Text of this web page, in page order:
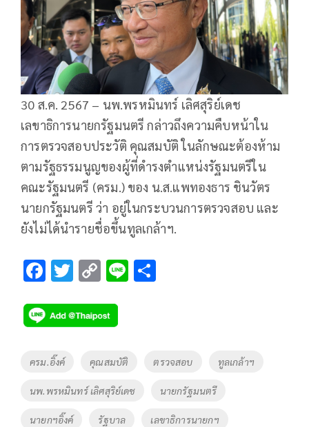
30 ส.ค. 2567 – นพ.พรหมินทร์ เลิศสุริย์เดช
เลขาธิการนายกรัฐมนตรี กล่าวถึงความคืบหน้าใน
การตรวจสอบประวัติ คุณสมบัติ ในลักษณะต้องห้าม
ตามรัฐธรรมนูญของผู้ที่ดำรงตำแหน่งรัฐมนตรีใน
คณะรัฐมนตรี (ครม.) ของ น.ส.แพทองธาร ชินวัตร
นายกรัฐมนตรี ว่า อยู่ในกระบวนการตรวจสอบ และ
ยังไม่ได้นำรายชื่อขึ้นทูลเกล้าฯ.
F
e
b
o
k
T
tt
er
C
p
y
Li
n
k
Li
Tags
ครม.อิ๊งค์ คุณสมบัติ ตรวจสอบ ทูลเกล้าฯ
นพ.พรหมินทร์ เลิศสุริย์เดช นายกรัฐมนตรี
นายกฯอิ๊งค์ รัฐบาล เลขาธิการนายกฯ